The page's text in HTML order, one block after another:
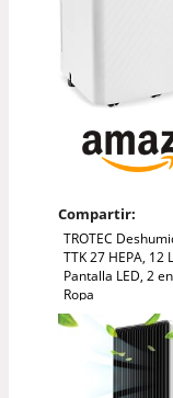
Compartir:
TROTEC
TTK 27 HEPA, 12
Pantalla LED, 2
Ropa